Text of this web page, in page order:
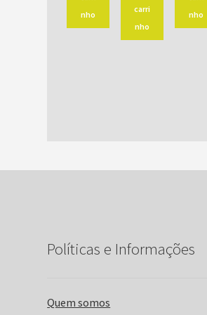
nho
carri
nho
nho
Políticas e Informações
Quem somos